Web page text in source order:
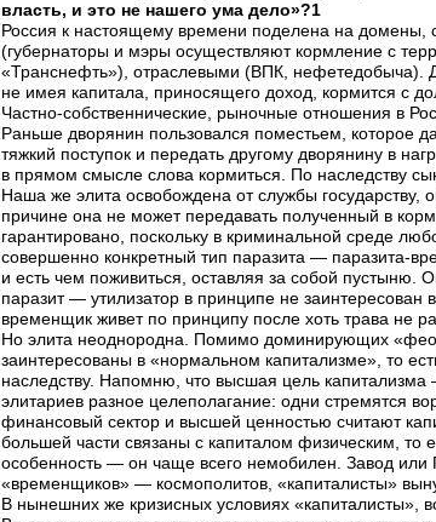
власть, и это не нашего ума дело»?1
Россия к настоящему времени поделена на домены,
(губернаторы и мэры осуществляют кормление с
«Транснефть»), отраслевыми (ВПК, нефетедобыча).
не имея капитала, приносящего доход, кормится с
Частно-собственнические, рыночные отношения в
Раньше дворянин пользовался поместьем, которое
тяжкий поступок и передать другому дворянину в
в прямом смысле слова кормиться. По наследству
Наша же элита освобождена от службы государству,
причине она не может передавать полученный в
гарантировано, поскольку в криминальной среде
совершенно конкретный тип паразита — паразита-
и есть чем поживиться, оставляя за собой пустыню.
паразит — утилизатор в принципе не
временщик живет по принципу после хоть трава не
Но элита неоднородна. Помимо доминирующих
заинтересованы в «нормальном капитализме», то
наследству. Напомню, что высшая цель капитализма
элитариев разное целеполагание: одни стремятся
финансовый сектор и высшей ценностью считают
большей части связаны с капиталом физическим, то
особенность — он чаще всего немобилен. Завод или
«временщиков» — космополитов, «капиталисты»
В нынешних же кризисных условиях